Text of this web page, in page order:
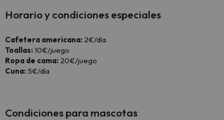
Horario y condiciones especiales
Cafetera americana: 2€/día
Toallas:10€/juego
Ropa de cama: 20€/juego
Cuna: 5€/día
Condiciones para mascotas